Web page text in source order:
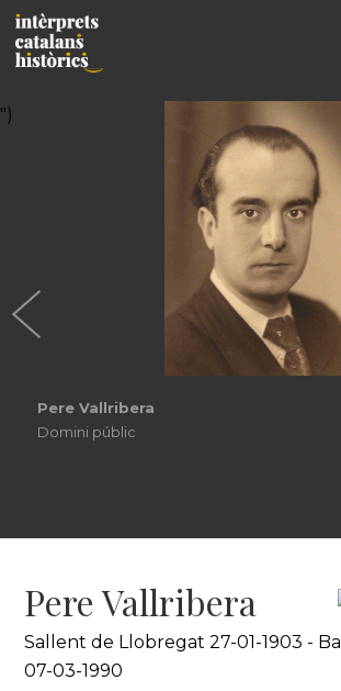
")
Pere Vallribera
Domini públic
Pere Vallribera
Sallent de Llobregat 27-01-1903 -
07-03-1990